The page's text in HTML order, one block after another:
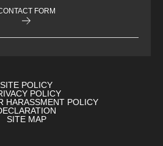
FORM
SITE POLICY
POLICY
HARASSMENT POLICY
SITE MAP